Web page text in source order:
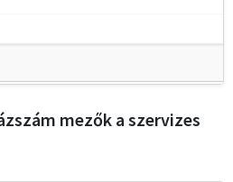
mezők a szervizes